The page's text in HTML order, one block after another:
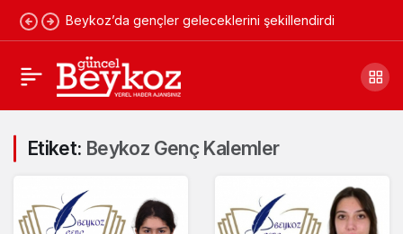
Beykoz’da gençler geleceklerini şekillendirdi
Etiket: Beykoz Genç Kalemler